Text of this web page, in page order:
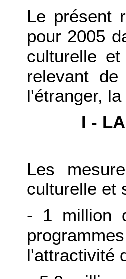
Le présent
pour 2005
culturelle
relevant
l'étranger,
I -
Les
culturelle et
- 1 million
l'attractivité